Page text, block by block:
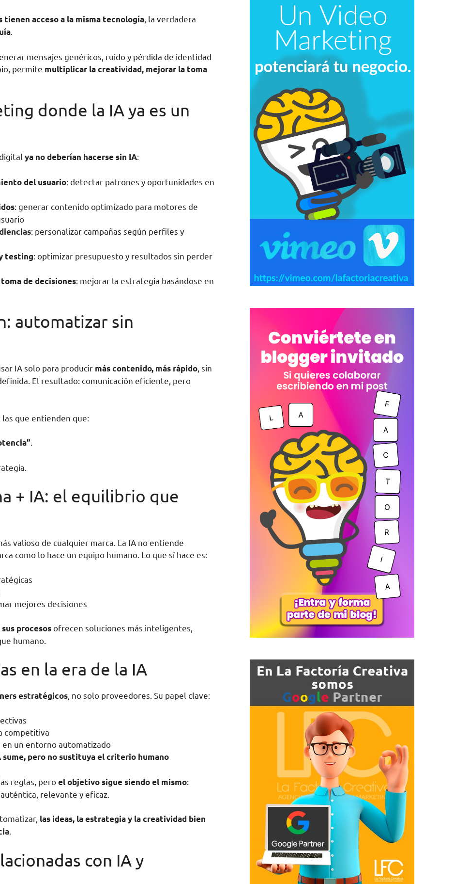
tienen acceso a la misma tecnología , la verdadera
mensajes genéricos, ruido y pérdida de identidad
permite multiplicar la creatividad, mejorar la toma
donde la IA ya es un
ya no deberían hacerse sin IA:
del usuario: detectar patrones y oportunidades en
: generar contenido optimizado para motores de
: personalizar campañas según perfiles y
testing: optimizar presupuesto y resultados sin perder
de decisiones: mejorar la estrategia basándose en
automatizar sin
IA solo para producir más contenido, más rápido , sin
El resultado: comunicación eficiente, pero
las que entienden que:
+ IA: el equilibrio que
valioso de cualquier marca. La IA no entiende
como lo hace un equipo humano. Lo que sí hace es:
mejores decisiones
procesosofrecen soluciones más inteligentes,
humano.
en la era de la IA
estratégicos , no solo proveedores. Su papel clave:
competitiva
un entorno automatizado
sume, pero no sustituya el criterio humano
reglas, peroel objetivo sigue siendo el mismo:
relevante y eficaz.
las ideas, la estrategia y la creatividad bien
con IA y